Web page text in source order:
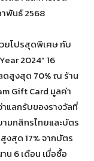
พันธ์ 2568
ยโปรสุดพิเศษ กับ
2024” 16
ดสูงสุด 70% ณ ร้าน
Gift Card มูลค่า
แลกรับของรางวัลที่
มกสิกรไทยและบัตร
สุด 17% จากบัตร
น 6 เดือน เมื่อซื้อ